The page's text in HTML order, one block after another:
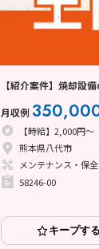
【紹介案件】焼却設
月収例
【時給】2,000円～
熊本県八代市
メンテナンス・保全
58246-00
キープする